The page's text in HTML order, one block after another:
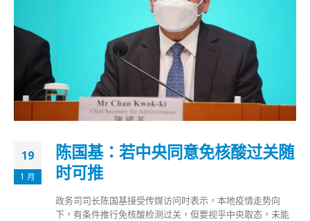
19
1 月
陈国基：若中央同意免核酸过关随
时可推
政务司司长陈国基接受传媒访问时表示，本地疫情走势向
下，有条件推行免核酸检测过关，但要视乎中央取态，未能